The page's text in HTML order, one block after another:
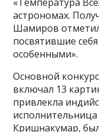
астрономах.
Шамиров
посвятившие
особенными».
Основной
включал 13
привлекла
Кришнакумар,